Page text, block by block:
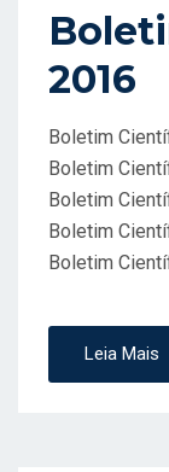
S
T
A
D
O
E
M
2016
Boletim
Boletim
Boletim
Boletim
Boletim
Leia Mais